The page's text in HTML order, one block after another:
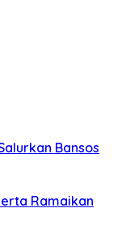
Bansos
Ramaikan